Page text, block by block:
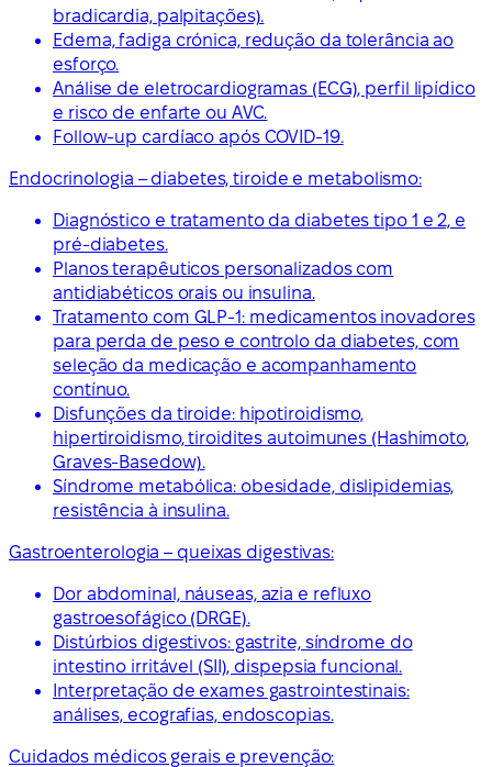
bradicardia, palpitações).
Edema, fadiga crónica, redução da tolerância ao
esforço.
Análise de eletrocardiogramas (ECG), perfil lipídico
e risco de enfarte ou AVC.
Follow-up cardíaco após COVID-19.
Endocrinologia – diabetes, tiroide e metabolismo:
Diagnóstico e tratamento da diabetes tipo 1 e 2, e
pré-diabetes.
Planos terapêuticos personalizados com
antidiabéticos orais ou insulina.
Tratamento com GLP-1: medicamentos inovadores
para perda de peso e controlo da diabetes, com
seleção da medicação e acompanhamento
contínuo.
Disfunções da tiroide: hipotiroidismo,
hipertiroidismo, tiroidites autoimunes (Hashimoto,
Graves-Basedow).
Síndrome metabólica: obesidade, dislipidemias,
resistência à insulina.
Gastroenterologia – queixas digestivas:
Dor abdominal, náuseas, azia e refluxo
gastroesofágico (DRGE).
Distúrbios digestivos: gastrite, síndrome do
intestino irritável (SII), dispepsia funcional.
Interpretação de exames gastrointestinais:
análises, ecografias, endoscopias.
Cuidados médicos gerais e prevenção: